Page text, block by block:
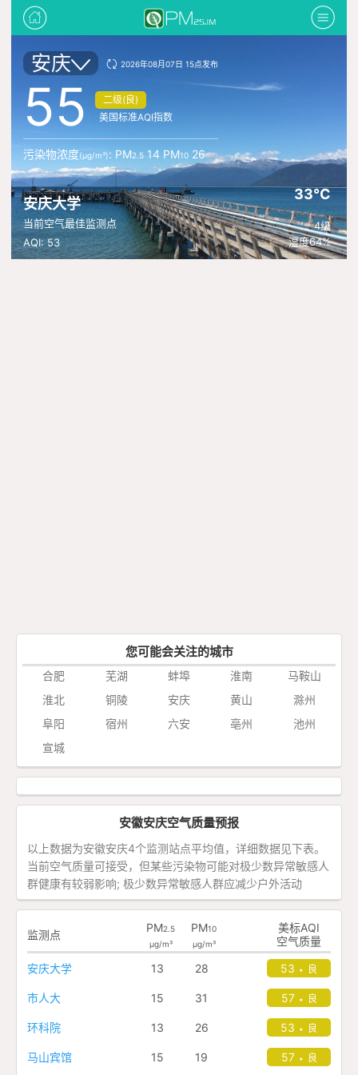
安庆 2026年08月07日 15点发布
55
二级(良)
美国标准AQI指数
污染物浓度(μg/m³): PM2.514 PM10 26
安庆大学
当前空气最佳监测点
AQI: 53
33°C
4级
湿度64%
您可能会关注的城市
合肥 芜湖 蚌埠 淮南
马鞍山
淮北
铜陵 安庆 黄山
滁州
阜阳
宿州 六安 亳州
池州
宣城
安徽安庆空气质量预报
以上数据为安徽安庆4个监测站点平均值，详细数据见下表。
当前空气质量可接受，但某些污染物可能对极少数异常敏感人
群健康有较弱影响; 极少数异常敏感人群应减少户外活动
监测点
PM2.5
μg/m³
PM10
μg/m³
美标AQI
空气质量
安庆大学
市人大
环科院
马山宾馆
13
15
13
15
28
31
26
19
53 • 良
57 • 良
53 • 良
57 • 良